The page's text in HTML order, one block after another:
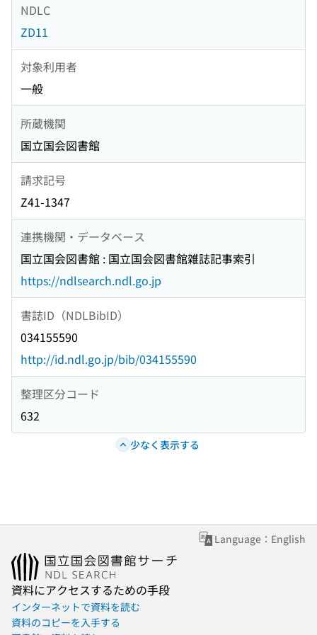
NDLC
ZD11
対象利用者
一般
所蔵機関
国立国会図書館
請求記号
Z41-1347
連携機関・データベース
国立国会図書館 : 国立国会図書館雑誌記事索引
https://ndlsearch.ndl.go.jp
書誌ID（NDLBibID）
034155590
http://id.ndl.go.jp/bib/034155590
整理区分コード
632
少なく表示する
Language：English
資料にアクセスするための手段
インターネットで資料を読む
資料のコピーを入手する